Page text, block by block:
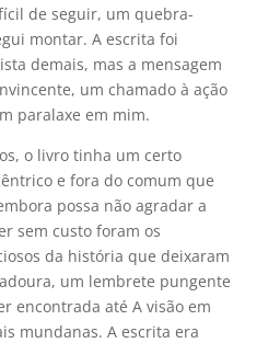
de seguir, um quebra-
montar. A escrita foi
demais, mas a mensagem
um chamado à ação
paralaxe em mim.
o livro tinha um certo
e fora do comum que
possa não agradar a
sem custo foram os
da história que deixaram
um lembrete pungente
encontrada até A visão em
mundanas. A escrita era